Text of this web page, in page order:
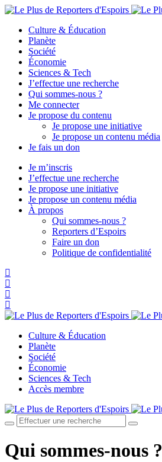
Culture & Éducation
Planète
Société
Économie
Sciences & Tech
J’effectue une recherche
Qui sommes-nous ?
Me connecter
Je propose du contenu
Je propose une initiative
Je propose un contenu média
Je fais un don
Je m’inscris
J’effectue une recherche
Je propose une initiative
Je propose un contenu média
À propos
Qui sommes-nous ?
Reporters d’Espoirs
Faire un don
Politique de confidentialité
Culture & Éducation
Planète
Société
Économie
Sciences & Tech
Accès membre
Qui sommes-nous ?